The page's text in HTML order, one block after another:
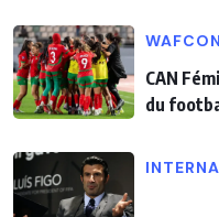
CAN
du